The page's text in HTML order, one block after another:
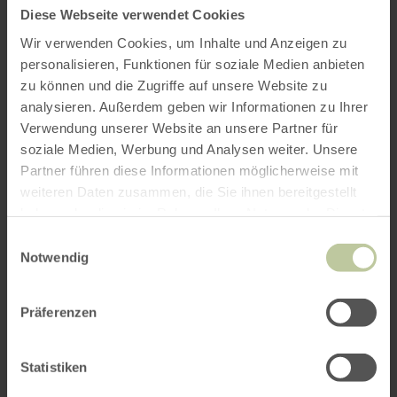
Diese Webseite verwendet Cookies
Wir verwenden Cookies, um Inhalte und Anzeigen zu
personalisieren, Funktionen für soziale Medien anbieten
zu können und die Zugriffe auf unsere Website zu
analysieren. Außerdem geben wir Informationen zu Ihrer
Verwendung unserer Website an unsere Partner für
soziale Medien, Werbung und Analysen weiter. Unsere
Partner führen diese Informationen möglicherweise mit
weiteren Daten zusammen, die Sie ihnen bereitgestellt
Notwendig
Präferenzen
Statistiken
a) Unvereinbarkeit mit
dem BaFG
C.9.1.1.1 - Für einige nicht-textliche Inhalte,
die Ihnen präsentiert werden, gibt es keine
gleichwertige textliche Alternative, die
denselben Zweck erfüllt;
C.9.1.3.1 - In einigen Fällen können
Informationen, Strukturen oder
Zusammenhänge, die durch die Darstellung von
programmatisch bestimmt werden (oder sind
C.9.1.3.2 - In einigen Fällen, in denen die
Reihenfolge, in der der Inhalt präsentiert wird,
seine Bedeutung beeinflusst, erfolgt dies nur
visuell und nicht strukturell;